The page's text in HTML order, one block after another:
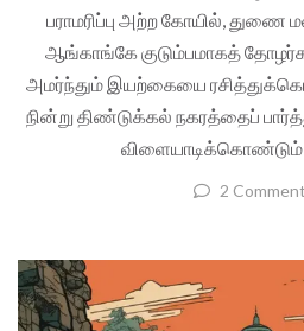
பராமரிப்பு அற்ற கோயில்,
ஆங்காங்கே குடும்பமாகத்
அமர்ந்தும் இயற்கையை
நின்று திண்டுக்கல் நகரத்தைப்
விளையாடிக்கொண்டும்
2